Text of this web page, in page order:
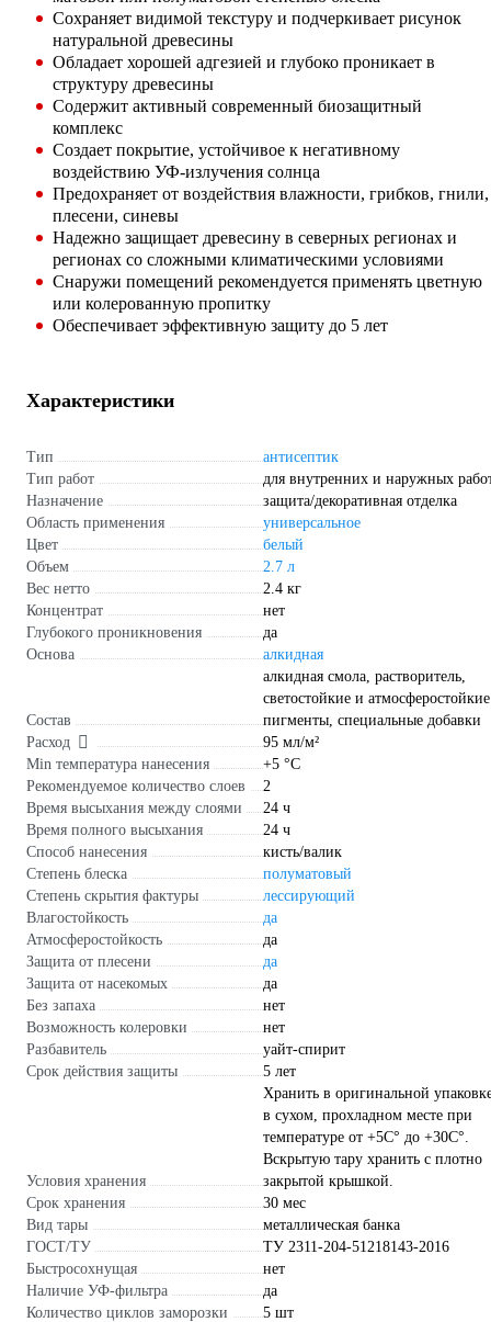
Сохраняет видимой текстуру и подчеркивает рисунок
натуральной древесины
Обладает хорошей адгезией и глубоко проникает в
структуру древесины
Содержит активный современный биозащитный
комплекс
Создает покрытие, устойчивое к негативному
воздействию УФ-излучения солнца
Предохраняет от воздействия влажности, грибков, гнили,
плесени, синевы
Надежно защищает древесину в северных регионах и
регионах со сложными климатическими условиями
Снаружи помещений рекомендуется применять цветную
или колерованную пропитку
Обеспечивает эффективную защиту до 5 лет
Характеристики
Тип
антисептик
Тип работ
для внутренних и наружных
Назначение
защита/декоративная отделка
Область применения
универсальное
Цвет
белый
Объем
2.7 л
Вес нетто
2.4 кг
Концентрат
нет
Глубокого проникновения
да
Основа
алкидная
Состав
алкидная смола, растворитель,
светостойкие и атмосферостойкие
пигменты, специальные добавки
Расход
95 мл/м²
Min температура нанесения
+5 °С
Рекомендуемое количество слоев
2
Время высыхания между слоями
24 ч
Время полного высыхания
24 ч
Способ нанесения
кисть/валик
Степень блеска
полуматовый
Степень скрытия фактуры
лессирующий
Влагостойкость
да
Атмосферостойкость
да
Защита от плесени
да
Защита от насекомых
да
Без запаха
нет
Возможность колеровки
нет
Разбавитель
уайт-спирит
Срок действия защиты
5 лет
Условия хранения
Хранить в оригинальной
в сухом, прохладном месте при
температуре от +5С° до +30С°.
Вскрытую тару хранить с плотно
закрытой крышкой.
Срок хранения
30 мес
Вид тары
металлическая банка
ГОСТ/ТУ
ТУ 2311-204-51218143-2016
Быстросохнущая
нет
Наличие УФ-фильтра
да
Количество циклов заморозки
5 шт